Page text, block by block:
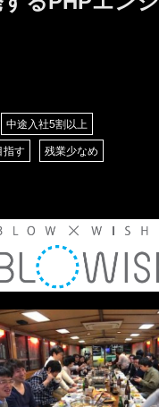
中途入社5割以上
指す 残業少なめ